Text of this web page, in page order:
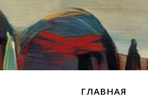
ГЛАВНАЯ